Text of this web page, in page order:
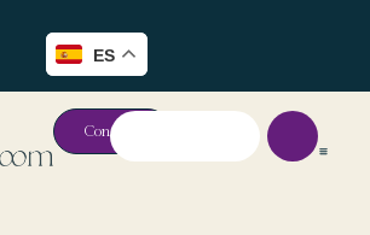
ES
Contacto